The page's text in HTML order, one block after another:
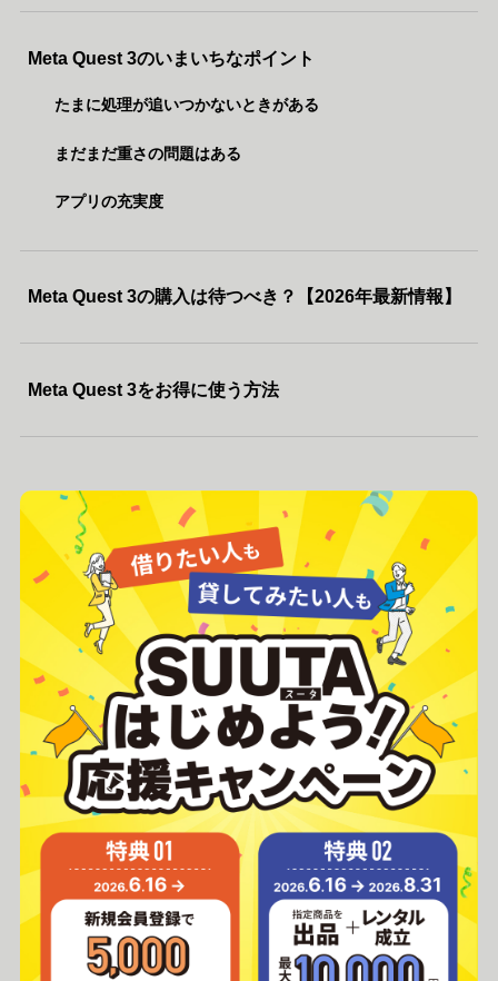
Meta Quest 3のいまいちなポイント
たまに処理が追いつかないときがある
まだまだ重さの問題はある
アプリの充実度
Meta Quest 3の購入は待つべき？【2026年最新情報】
Meta Quest 3をお得に使う方法